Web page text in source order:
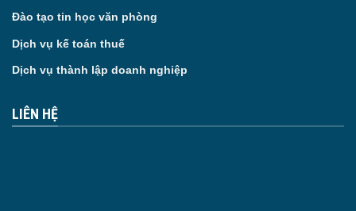
Đào tạo tin học văn phòng
Dịch vụ kế toán thuế
Dịch vụ thành lập doanh nghiệp
LIÊN HỆ